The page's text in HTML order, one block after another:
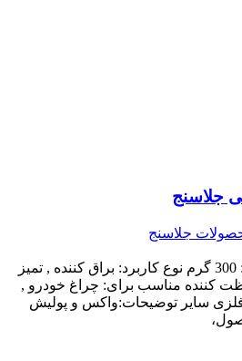
جلاسنج
جلاسنج
نوع کاربرد: براق کننده , تمیز
کننده مناسب برای: چراغ خودرو ,
سایر توضیحات:واکس و پولیش